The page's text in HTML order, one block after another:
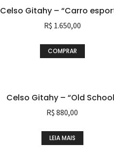
Celso Gitahy – “Carro
R$ 1.650,00
COMPRAR
Celso Gitahy – “Old
R$ 880,00
LEIA MAIS